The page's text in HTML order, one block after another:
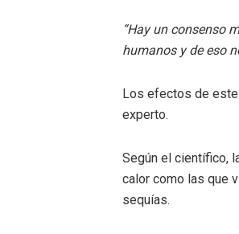
“Hay un consenso
humanos y de eso
Los efectos de este
experto.
Según el científico,
calor como las que
sequías.